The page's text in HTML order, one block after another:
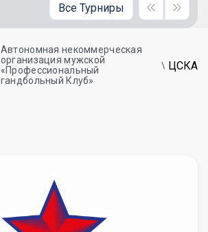
Все Турниры
Автономная некоммерческая
организация мужской
«Профессиональный
гандбольный Клуб»
ЦСКА